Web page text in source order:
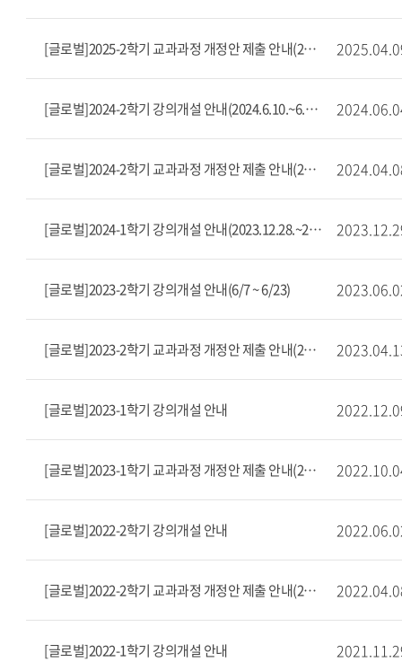
[글로벌]2025-2학기 교과과정 개정안 제출 안내(2025.4.9. ~ 4.18.)
[글로벌]2024-2학기 강의개설 안내(2024.6.10.~6.26.)
[글로벌]2024-2학기 교과과정 개정안 제출 안내(2024.4.15. ~ 4.24.)
[글로벌]2024-1학기 강의개설 안내(2023.12.28.~2024.1.12.)
[글로벌]2023-2학기 강의개설 안내(6/7 ~ 6/23)
[글로벌]2023-2학기 교과과정 개정안 제출 안내(2023.04.19. ~ 04.28.)
[글로벌]2023-1학기 강의개설 안내
[글로벌]2023-1학기 교과과정 개정안 제출 안내(2022.10.20. ~ 10.28.)
[글로벌]2022-2학기 강의개설 안내
[글로벌]2022-2학기 교과과정 개정안 제출 안내(2022.04.21. ~ 04.29.)
[글로벌]2022-1학기 강의개설 안내